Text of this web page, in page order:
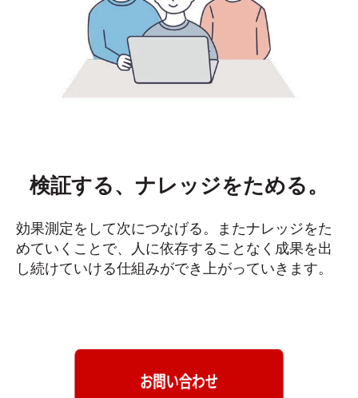
検証する、ナレッジをためる。
効果測定をして次につなげる。またナレッジをた
めていくことで、人に依存することなく成果を出
し続けていける仕組みができ上がっていきます。